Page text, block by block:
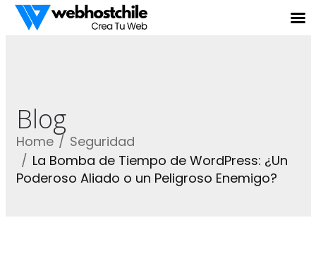
Blog
Home
Seguridad
La Bomba de Tiempo de WordPress: ¿Un
Poderoso Aliado o un Peligroso Enemigo?